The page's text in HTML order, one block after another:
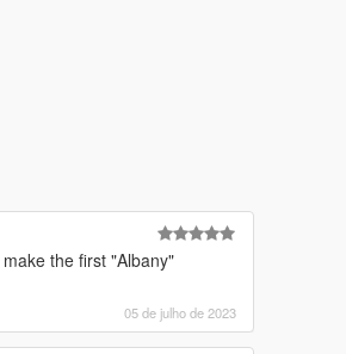
the first "Albany"
05 de julho de 2023